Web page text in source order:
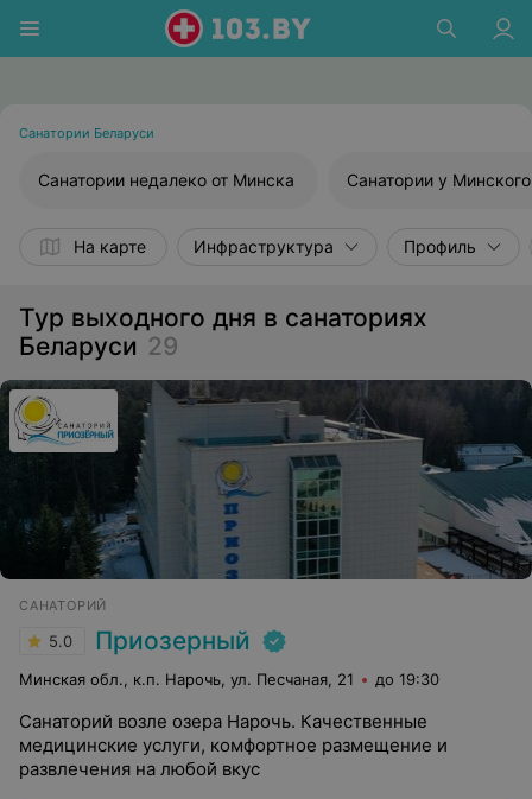
Санатории Беларуси
Санатории недалеко от Минска Санатории у
На карте Инфраструктура Профиль
Тур выходного дня в санаториях
Беларуси 29
САНАТОРИЙ
5.0 Приозерный
Минская обл., к.п. Нарочь, ул. Песчаная, 21 до 19:30
Санаторий возле озера Нарочь. Качественные
медицинские услуги, комфортное размещение и
развлечения на любой вкус